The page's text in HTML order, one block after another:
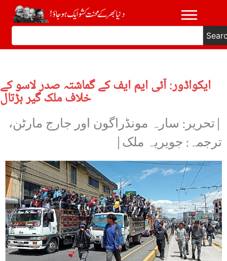
ایکواڈور: آئی ایم ایف کے گماشتہ صدر لاسو کے
خلاف ملک گیر ہڑتال
|تحریر: سارہ مونڈراگون اور جارج مارٹن،
ترجمہ: جویریہ ملک|